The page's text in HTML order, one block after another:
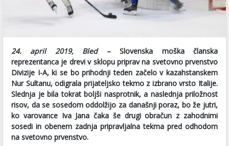
24. april 2019, Bled– Slovenska moška članska
reprezentanca je drevi v sklopu priprav na svetovno prvenstvo
Divizije I-A, ki se bo prihodnji teden začelo v kazahstanskem
Nur Sultanu, odigrala prijateljsko tekmo z izbrano vrsto Italije.
Slednja je bila tokrat boljši nasprotnik, a naslednja priložnost
risov, da se sosedom oddolžijo za današnji poraz, bo že jutri,
ko varovance Iva Jana čaka še drugi obračun z zahodnimi
sosedi in obenem zadnja pripravljalna tekma pred odhodom
na svetovno prvenstvo.